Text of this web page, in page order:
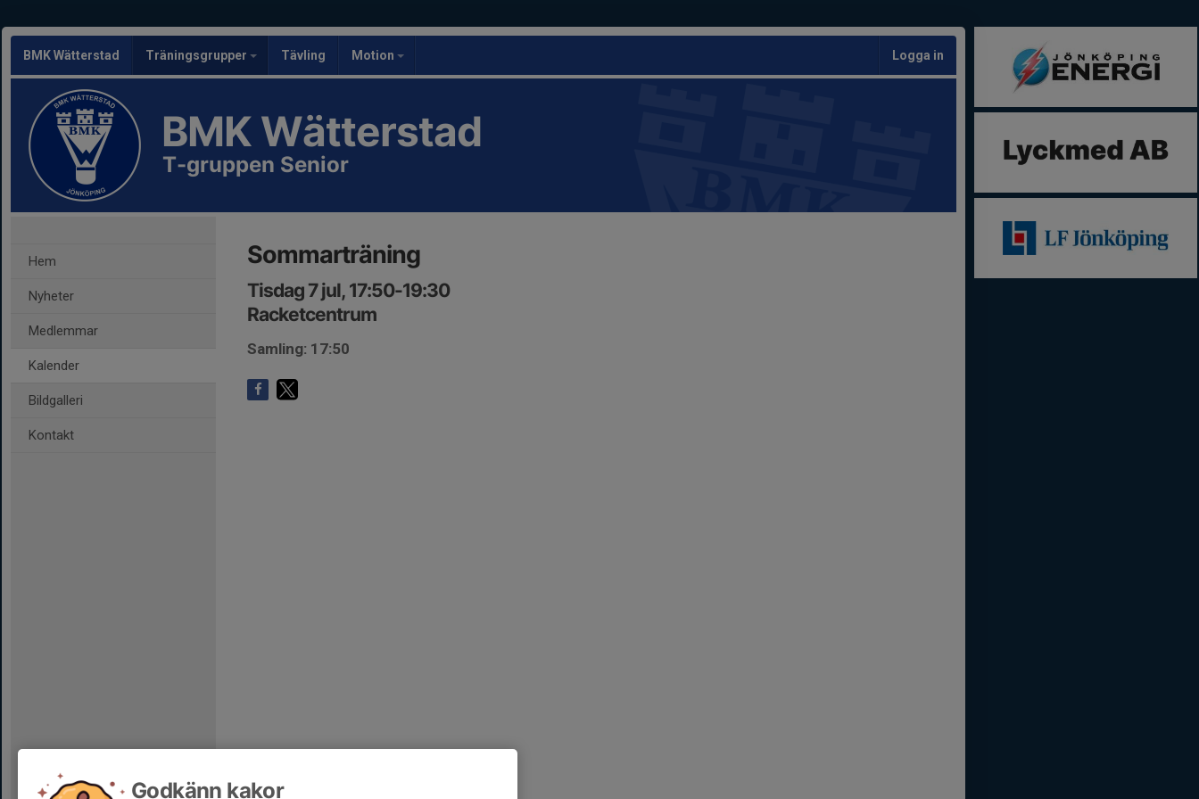
BMK Wätterstad Träningsgrupper Tävling Motion Logga in
BMK Wätterstad
T-gruppen Senior
Hem
Nyheter
Medlemmar
Kalender
Bildgalleri
Kontakt
Sommarträning
Tisdag 7 jul, 17:50-19:30
Racketcentrum
Samling: 17:50
Godkänn kakor